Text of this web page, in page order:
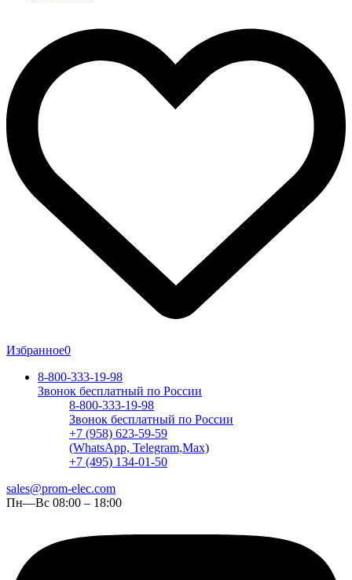
Избранное0
8-800-333-19-98
Звонок бесплатный по России
8-800-333-19-98
Звонок бесплатный по России
+7 (958) 623-59-59
(WhatsApp, Telegram,Max)
+7 (495) 134-01-50
sales@prom-elec.com
Пн—Вс 08:00 – 18:00